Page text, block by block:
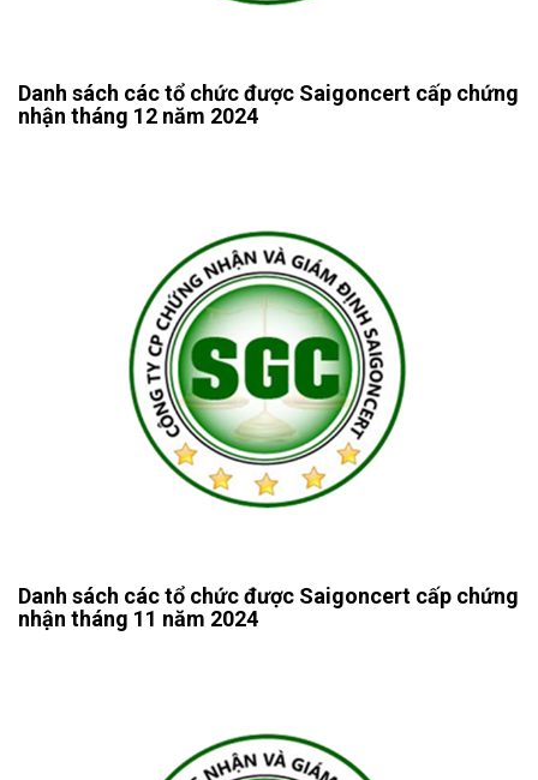
Danh sách các tổ chức được Saigoncert cấp chứng
nhận tháng 12 năm 2024
Danh sách các tổ chức được Saigoncert cấp chứng
nhận tháng 11 năm 2024